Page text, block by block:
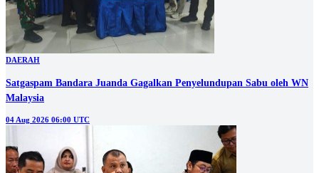
DAERAH
Satgaspam Bandara Juanda Gagalkan Penyelundupan Sabu oleh WN
Malaysia
04 Aug 2026 06:00 UTC